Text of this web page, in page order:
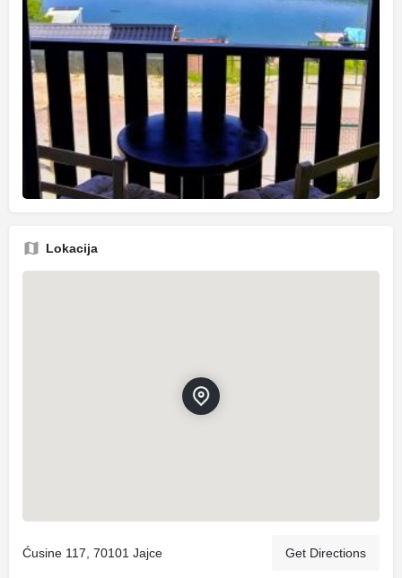
Lokacija
Ćusine 117, 70101 Jajce Get Directions